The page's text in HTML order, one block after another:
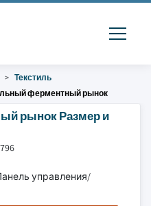
Текстиль
ферментный рынок
рынок Размер и
управления/